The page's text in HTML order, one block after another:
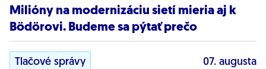
Milióny na modernizáciu sietí mieria aj k
Bödörovi. Budeme sa pýtať prečo
Tlačové správy 07. augusta